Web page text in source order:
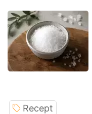
Recept